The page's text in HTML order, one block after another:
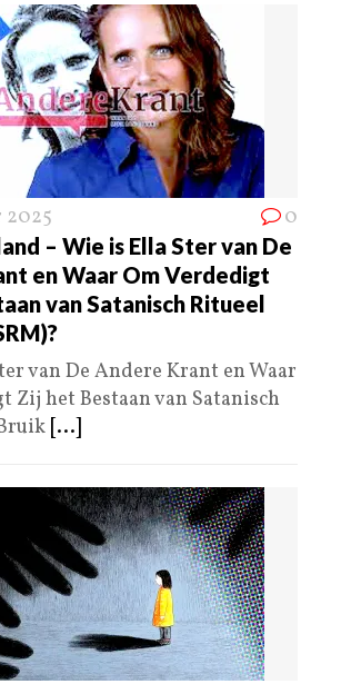
2025 0
– Wie is Ella Ster van De
en Waar Om Verdedigt
van Satanisch Ritueel
van De Andere Krant en Waar
Zij het Bestaan van Satanisch
[...]